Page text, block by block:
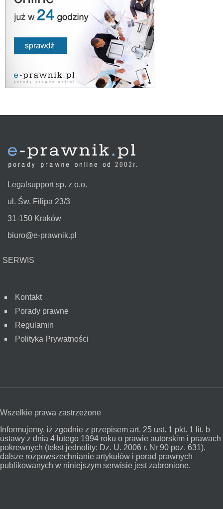
Legalsupport sp. z o.o.
ul. Św. Filipa 23/3
31-150 Kraków
biuro@e-prawnik.pl
SERWIS
Kontakt
Porady prawne
Regulamin
Polityka Prywatności
Wszelkie prawa zastrzeżone
Informujemy, iż zgodnie z przepisem art. 25 ust. 1 pkt. 1 lit. b
ustawy z dnia 4 lutego 1994 roku o prawie autorskim i prawach
pokrewnych (tekst jednolity: Dz. U. 2006 r. Nr 90 poz. 631),
dalsze rozpowszechnianie artykułów i porad prawnych
publikowanych w niniejszym serwisie jest zabronione.